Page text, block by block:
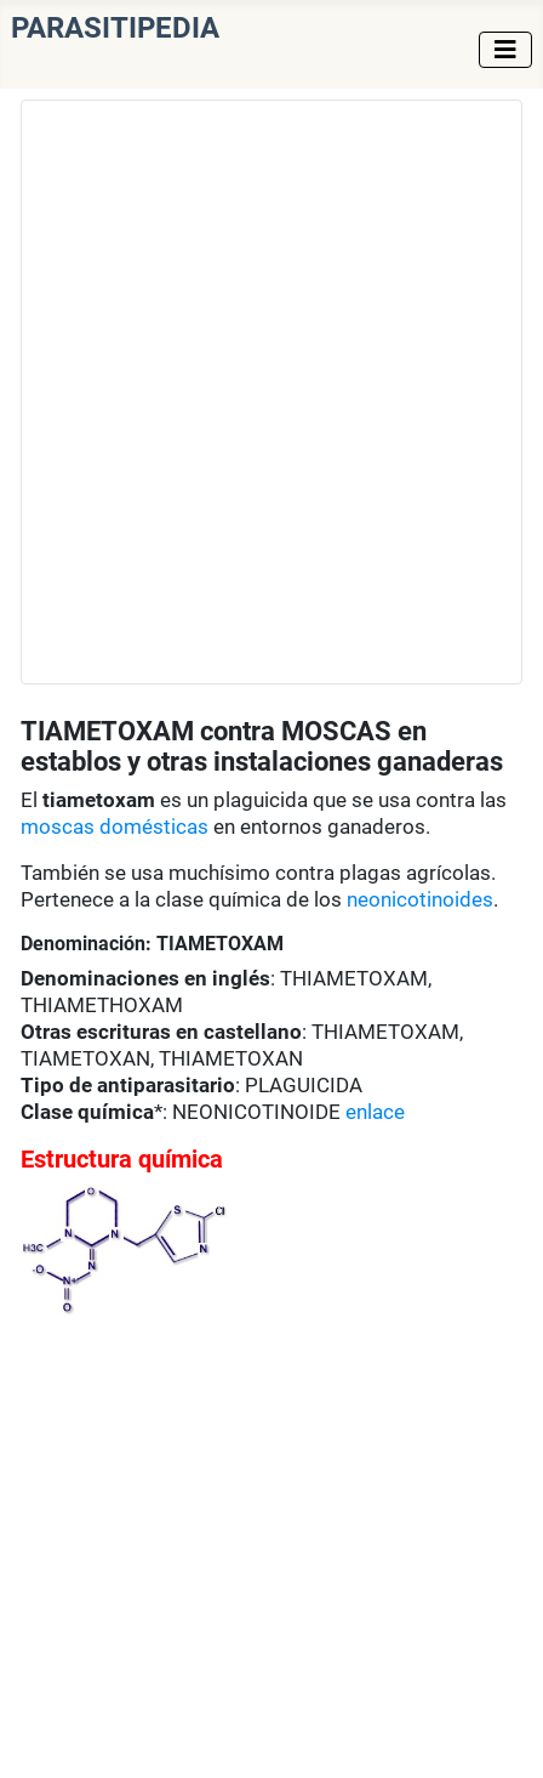
PARASITIPEDIA
TIAMETOXAM contra MOSCAS en
establos y otras instalaciones ganaderas
Eltiametoxam es un plaguicida que se usa contra las
moscas domésticas en entornos ganaderos.
También se usa muchísimo contra plagas agrícolas.
Pertenece a la clase química de los neonicotinoides.
Denominación: TIAMETOXAM
Denominaciones en inglés: THIAMETOXAM,
THIAMETHOXAM
Otras escrituras en castellano: THIAMETOXAM,
TIAMETOXAN, THIAMETOXAN
Tipo de antiparasitario: PLAGUICIDA
Clase química*: NEONICOTINOIDEenlace
Estructura química